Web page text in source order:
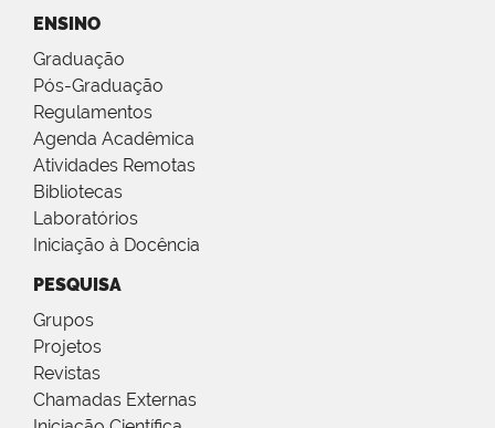
ENSINO
Graduação
Pós-Graduação
Regulamentos
Agenda Acadêmica
Atividades Remotas
Bibliotecas
Laboratórios
Iniciação à Docência
PESQUISA
Grupos
Projetos
Revistas
Chamadas Externas